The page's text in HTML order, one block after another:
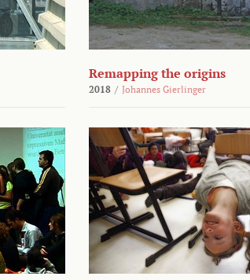
Remapping the origins
2018 / Johannes Gierlinger